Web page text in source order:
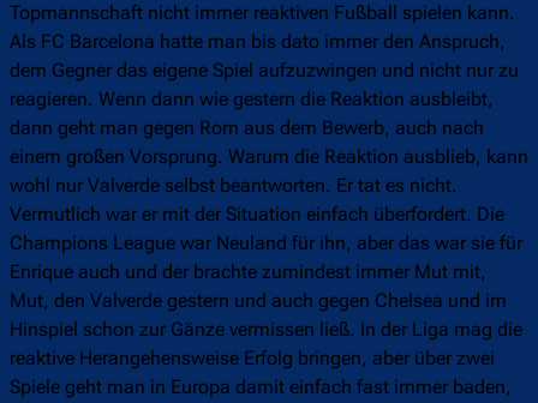
Topmannschaft nicht immer reaktiven Fußball spielen kann.
Als FC Barcelona hatte man bis dato immer den Anspruch,
dem Gegner das eigene Spiel aufzuzwingen und nicht nur zu
reagieren. Wenn dann wie gestern die Reaktion ausbleibt,
dann geht man gegen Rom aus dem Bewerb, auch nach
einem großen Vorsprung. Warum die Reaktion ausblieb, kann
wohl nur Valverde selbst beantworten. Er tat es nicht.
Vermutlich war er mit der Situation einfach überfordert. Die
Champions League war Neuland für ihn, aber das war sie für
Enrique auch und der brachte zumindest immer Mut mit,
Mut, den Valverde gestern und auch gegen Chelsea und im
Hinspiel schon zur Gänze vermissen ließ. In der Liga mag die
reaktive Herangehensweise Erfolg bringen, aber über zwei
Spiele geht man in Europa damit einfach fast immer baden,